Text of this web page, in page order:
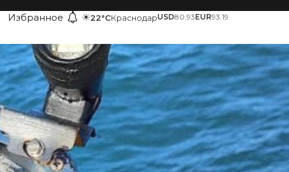
Избранное ☀22°CКраснодарUSD80.93EUR93.19